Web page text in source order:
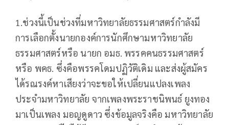
1.ช่วงนี้เป็นช่วงที่มหาวิทยาลัยธรรมศาสตร์กำลังมี
การเลือกตั้งนายกองค์การนักศึกษามหาวิทยาลัย
ธรรมศาสตร์หรือ นายก อมธ. พรรคคนธรรมศาสตร์
หรือ พคธ. ซึ่งคือพรรคโดมปฏิวัติเดิม และส่งผู้สมัคร
ได้รณรงค์หาเสียงว่าจะขอให้เปลี่ยนแปลงเพลง
ประจำมหาวิทยาลัย จากเพลงพระราชนิพนธ์ ยูงทอง
มาเป็นเพลง มอญดูดาว ซึ่งข้อมูลจริงคือ มหาวิทยาลัย